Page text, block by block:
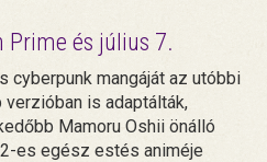
Prime és július 7.
cyberpunk mangáját az utóbbi
is adaptálták,
Mamoru Oshii önálló
es egész estés animéje